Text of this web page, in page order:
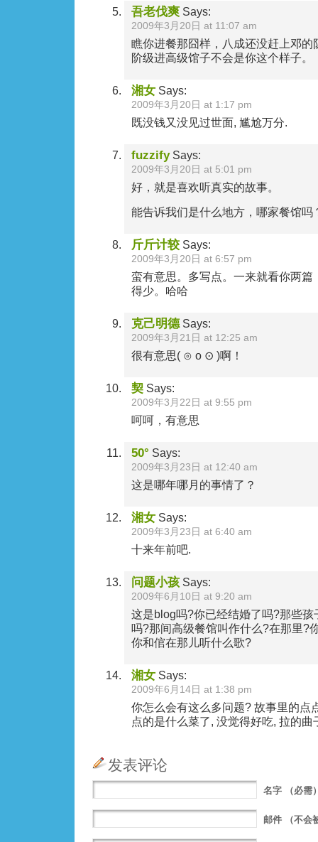
吾老伐爽 Says:
2009年3月20日 at 11:07 am
瞧你进餐那囧样，八成还没赶上邓的
阶级进高级馆子不会是你这个样子。
湘女 Says:
2009年3月20日 at 1:17 pm
既没钱又没见过世面, 尴尬万分.
fuzzifySays:
2009年3月20日 at 5:01 pm
好，就是喜欢听真实的故事。
能告诉我们是什么地方，哪家餐馆吗
斤斤计较 Says:
2009年3月20日 at 6:57 pm
蛮有意思。多写点。一来就看你两篇
得少。哈哈
克己明德Says:
2009年3月21日 at 12:25 am
很有意思( ⊙ o ⊙ )啊！
契 Says:
2009年3月22日 at 9:55 pm
呵呵，有意思
50° Says:
2009年3月23日 at 12:40 am
这是哪年哪月的事情了？
湘女 Says:
2009年3月23日 at 6:40 am
十来年前吧.
问题小孩 Says:
2009年6月10日 at 9:20 am
这是blog吗?你已经结婚了吗?那些
吗?那间高级餐馆叫作什么?在那里?
你和倌在那儿听什么歌?
湘女 Says:
2009年6月14日 at 1:38 pm
你怎么会有这么多问题? 故事里的点
点的是什么菜了, 没觉得好吃, 拉的曲
发表评论
名字 （必需
邮件 （不会